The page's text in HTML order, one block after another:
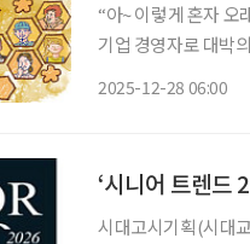
“아~ 이렇게 혼자 오
기업 경영자로 대박
2025-12-28 06:00
‘시니어 트렌드
시대고시기획(시대